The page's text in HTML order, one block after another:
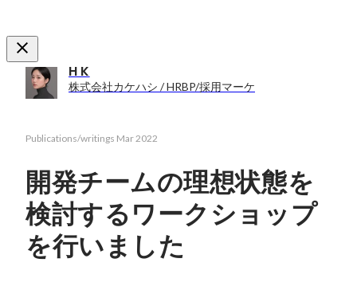
H K
株式会社カケハシ / HRBP/採用マーケ
Publications/writings Mar 2022
開発チームの理想状態を
検討するワークショップ
を行いました